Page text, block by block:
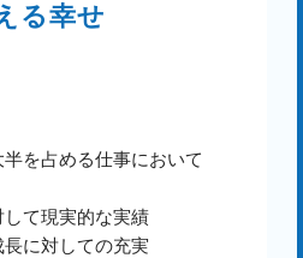
る幸せ
を占める仕事において
て現実的な実績
に対しての充実